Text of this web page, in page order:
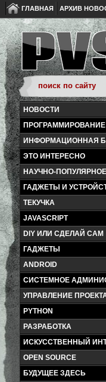
ГЛАВНАЯ АРХИВ
НОВОСТИ
ПРОГРАММИРОВАНИЕ
ИНФОРМАЦИОННАЯ
ЭТО ИНТЕРЕСНО
НАУЧНО-ПОПУЛЯРНОЕ
ГАДЖЕТЫ И
ТЕКУЧКА
JAVASCRIPT
DIY ИЛИ СДЕЛАЙ САМ
ГАДЖЕТЫ
ANDROID
СИСТЕМНОЕ
УПРАВЛЕНИЕ
PYTHON
РАЗРАБОТКА
ИСКУССТВЕННЫЙ
OPEN SOURCE
БУДУЩЕЕ ЗДЕСЬ